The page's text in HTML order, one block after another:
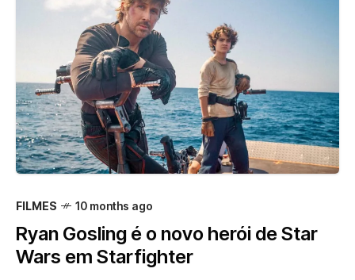
FILMES 10 months ago
Ryan Gosling é o novo herói de Star
Wars em Starfighter